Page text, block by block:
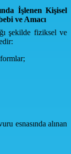
İşlenen Kişisel
ve Amacı
şekilde fiziksel ve
esnasında alınan